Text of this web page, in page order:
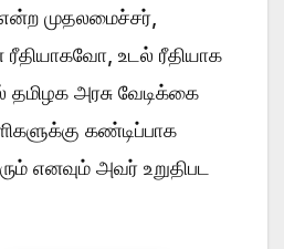
முதலமைச்சர்,
உடல் ரீதியாக
அரசு வேடிக்கை
கண்டிப்பாக
எனவும் அவர் உறுதிபட